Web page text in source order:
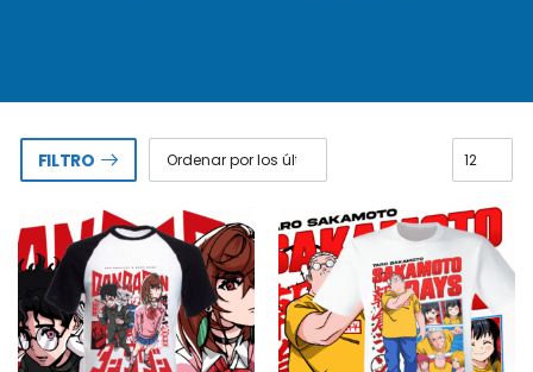
FILTRO